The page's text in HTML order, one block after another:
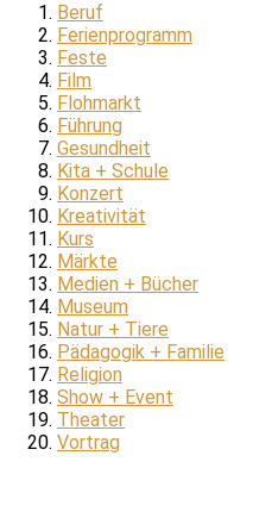
Beruf
Ferienprogramm
Feste
Film
Flohmarkt
Führung
Gesundheit
Kita + Schule
Konzert
Kreativität
Kurs
Märkte
Medien + Bücher
Museum
Natur + Tiere
Pädagogik + Familie
Religion
Show + Event
Theater
Vortrag